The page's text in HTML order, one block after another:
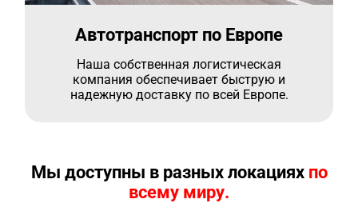
Автотранспорт по Европе
Наша собственная логистическая
компания обеспечивает быструю и
надежную доставку по всей Европе.
Мы доступны в разных локациях по
всему миру.